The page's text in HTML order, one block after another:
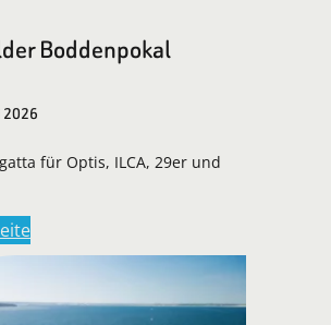
Boddenpokal
2026
für Optis, ILCA, 29er und